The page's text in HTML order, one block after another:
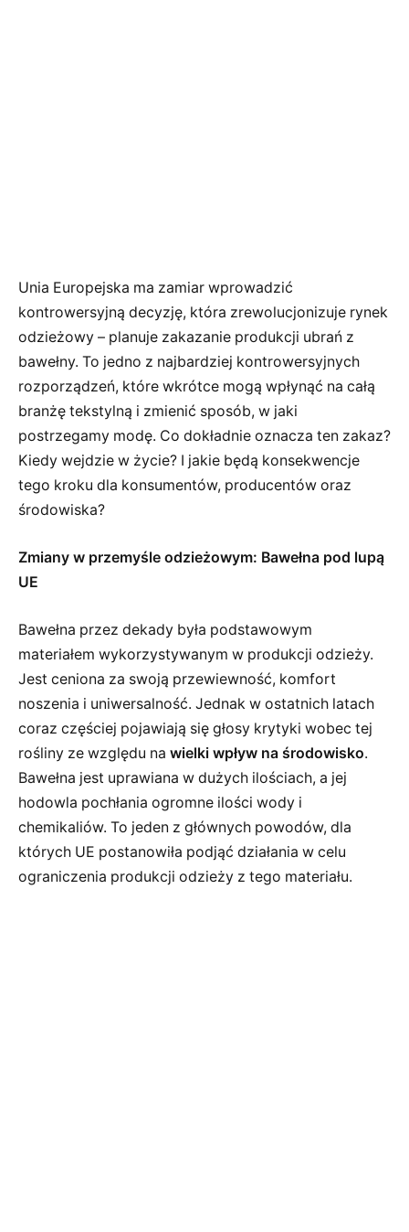
Unia Europejska ma zamiar wprowadzić
kontrowersyjną decyzję, która zrewolucjonizuje rynek
odzieżowy – planuje zakazanie produkcji ubrań z
bawełny. To jedno z najbardziej kontrowersyjnych
rozporządzeń, które wkrótce mogą wpłynąć na całą
branżę tekstylną i zmienić sposób, w jaki
postrzegamy modę. Co dokładnie oznacza ten zakaz?
Kiedy wejdzie w życie? I jakie będą konsekwencje
tego kroku dla konsumentów, producentów oraz
środowiska?
Zmiany w przemyśle odzieżowym: Bawełna pod lupą
UE
Bawełna przez dekady była podstawowym
materiałem wykorzystywanym w produkcji odzieży.
Jest ceniona za swoją przewiewność, komfort
noszenia i uniwersalność. Jednak w ostatnich latach
coraz częściej pojawiają się głosy krytyki wobec tej
rośliny ze względu na wielki wpływ na środowisko.
Bawełna jest uprawiana w dużych ilościach, a jej
hodowla pochłania ogromne ilości wody i
chemikaliów. To jeden z głównych powodów, dla
których UE postanowiła podjąć działania w celu
ograniczenia produkcji odzieży z tego materiału.